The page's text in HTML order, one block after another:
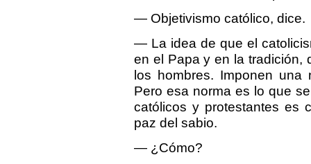
— Objetivismo católico, dice.
— La idea de que el
en el Papa y en la tradición,
los hombres. Imponen una
Pero esa norma es lo que
católicos y protestantes es
paz del sabio.
— ¿Cómo?